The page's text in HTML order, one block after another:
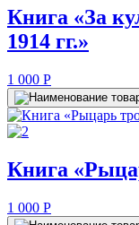
Книга «За
1914 гг.»
1 000 P
Книга
1 000 P